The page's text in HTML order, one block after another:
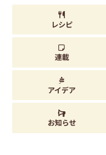
レシピ
連載
アイデア
お知らせ